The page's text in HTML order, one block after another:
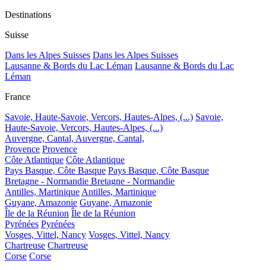
Destinations
Suisse
Dans les Alpes Suisses Dans les Alpes Suisses
Lausanne & Bords du Lac Léman Lausanne & Bords du Lac
Léman
France
Savoie, Haute-Savoie, Vercors, Hautes-Alpes, (...) Savoie,
Haute-Savoie, Vercors, Hautes-Alpes, (...)
Auvergne, Cantal, Auvergne, Cantal,
Provence Provence
Côte Atlantique Côte Atlantique
Pays Basque, Côte Basque Pays Basque, Côte Basque
Bretagne - Normandie Bretagne - Normandie
Antilles, Martinique Antilles, Martinique
Guyane, Amazonie Guyane, Amazonie
Île de la Réunion Île de la Réunion
Pyrénées Pyrénées
Vosges, Vittel, Nancy Vosges, Vittel, Nancy
Chartreuse Chartreuse
Corse Corse